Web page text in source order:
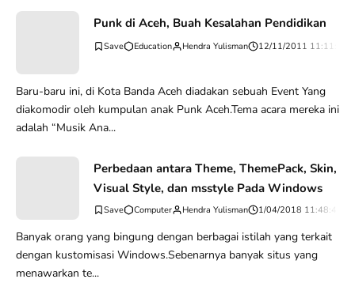
Punk di Aceh, Buah Kesalahan Pendidikan
Education Hendra Yulisman 12/11/2011 11:11:53
Baru-baru ini, di Kota Banda Aceh diadakan sebuah Event Yang
diakomodir oleh kumpulan anak Punk Aceh.Tema acara mereka ini
adalah “Musik Ana...
Perbedaan antara Theme, ThemePack, Skin,
Visual Style, dan msstyle Pada Windows
Computer Hendra Yulisman 1/04/2018 11:48:47
Banyak orang yang bingung dengan berbagai istilah yang terkait
dengan kustomisasi Windows.Sebenarnya banyak situs yang
menawarkan te...